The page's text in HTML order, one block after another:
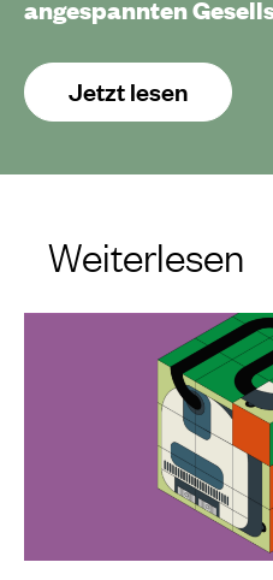
angespannten
Jetzt lesen
Weiterlesen